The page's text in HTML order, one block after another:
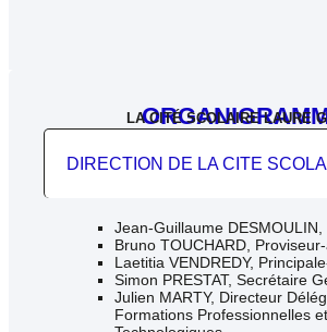
LA CITÉ SCOLAIRE LAURE
DIRECTION DE LA CITE
Jean-Guillaume
Bruno TOUCHARD,
Laetitia VENDREDY,
Simon PRESTAT, Secrétaire
Julien MARTY, Directeur
Formations Professionnelles et